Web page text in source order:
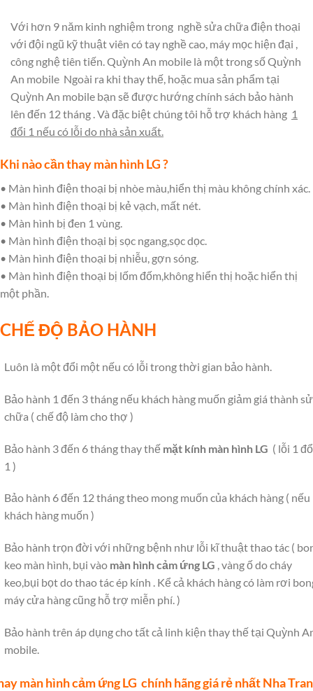
Với hơn 9 năm kinh nghiệm trong nghề sửa chữa điện thoại
với đội ngũ kỹ thuật viên có tay nghề cao, máy mọc hiện đại ,
công nghệ tiên tiến. Quỳnh An mobile là một trong sốQuỳnh
An mobile Ngoài ra khi thay thế, hoặc mua sản phẩm tại
Quỳnh An mobile bạn sẽ được hướng chính sách bảo hành
lên đến 12 tháng . Và đặc biệt chúng tôi hỗ trợ khách hàng 1
đổi 1 nếu có lỗi do nhà sản xuất.
Khi nào cần thay màn hình LG ?
• Màn hình điện thoại bị nhòe màu,hiển thị màu không chính xác.
• Màn hình điện thoại bị kẻ vạch, mất nét.
• Màn hình bị đen 1 vùng.
• Màn hình điện thoại bị sọc ngang,sọc dọc.
• Màn hình điện thoại bị nhiễu, gợn sóng.
• Màn hình điện thoại bị lốm đốm,không hiển thị hoặc hiển thị
một phần.
CHẾ ĐỘ BẢO HÀNH
Luôn là một đổi một nếu có lỗi trong thời gian bảo hành.
Bảo hành 1 đến 3 tháng nếu khách hàng muốn giảm giá thành
chữa ( chế độ làm cho thợ )
Bảo hành 3 đến 6 tháng thay thế mặt kính màn hình LG ( lỗi 1
1 )
Bảo hành 6 đến 12 tháng theo mong muốn của khách hàng ( nếu
khách hàng muốn )
Bảo hành trọn đời với những bệnh như lỗi kĩ thuật thao tác (
keo màn hình, bụi vào màn hình cảm ứng LG , vàng ố do cháy
keo,bụi bọt do thao tác ép kính . Kể cả khách hàng có làm rơi
máy cửa hàng cũng hỗ trợ miễn phí. )
Bảo hành trên áp dụng cho tất cả linh kiện thay thế tại Quỳnh
mobile.
màn hình cảm ứng LG chính hãng giá rẻ nhất Nha